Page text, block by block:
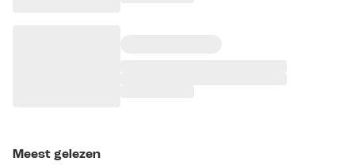
Meest gelezen